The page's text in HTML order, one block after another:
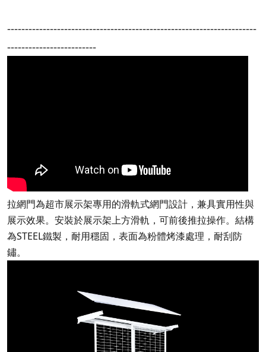
----------------------------------------------------------------------
-------------------------
拉網門為超市展示架專用的滑軌式網門設計，兼具實用性與
展示效果。安裝於展示架上方滑軌，可前後推拉操作。結構
為STEEL鐵製，耐用穩固，表面為粉體烤漆處理，耐刮防
鏽。